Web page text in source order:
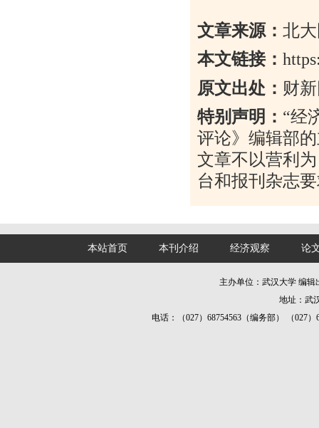
文章来源： 北
本文链接：
原文出处： 财
特别声明： “经
评论》编辑部
文章不以营利
台和报刊杂志
本站首页 本刊介绍 经济观察 论
主办单位：武汉大学 编
地址：武
电话：（027）68754563（编务部） （027